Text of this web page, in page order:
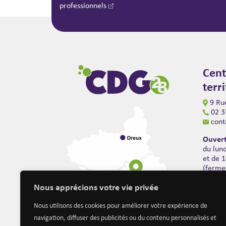
Nous apprécions votre vie privée
Nous utilisons des cookies pour améliorer votre expérience de
navigation, diffuser des publicités ou du contenu personnalisés et
professionnels
9
02
du
et de